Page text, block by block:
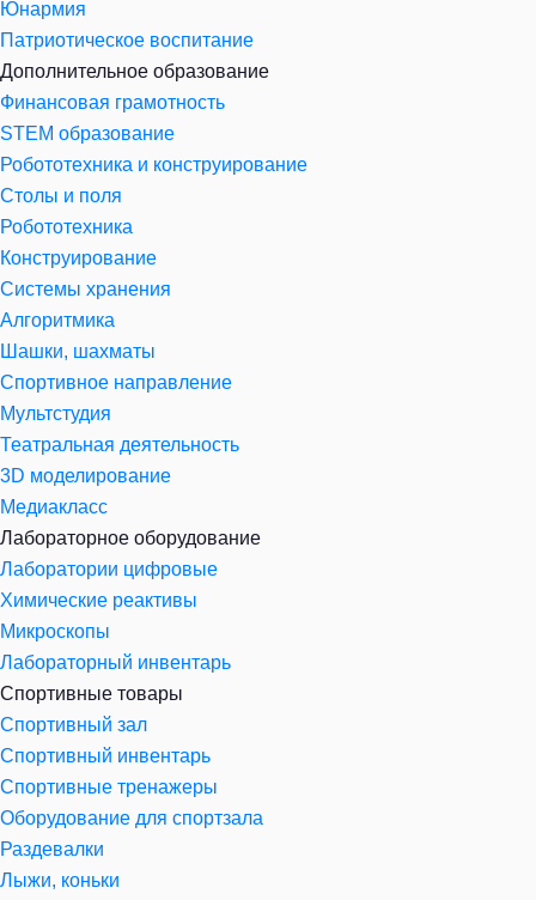
Юнармия
Патриотическое воспитание
Дополнительное образование
Финансовая грамотность
STEM образование
Робототехника и конструирование
Столы и поля
Робототехника
Конструирование
Системы хранения
Алгоритмика
Шашки, шахматы
Спортивное направление
Мультстудия
Театральная деятельность
3D моделирование
Медиакласс
Лабораторное оборудование
Лаборатории цифровые
Химические реактивы
Микроскопы
Лабораторный инвентарь
Спортивные товары
Спортивный зал
Спортивный инвентарь
Спортивные тренажеры
Оборудование для спортзала
Раздевалки
Лыжи, коньки